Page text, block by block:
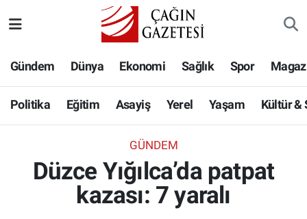
Gündem Dünya Ekonomi Sağlık Spor
Politika Eğitim Asayiş Yerel Yaşam Kültür &
GÜNDEM
Düzce Yığılca’da patpat
kazası: 7 yaralı
Eğitim
Asayiş
Hava Durumu
Namaz Vakitleri
Süper Lig Puan Durumu ve Fikstür